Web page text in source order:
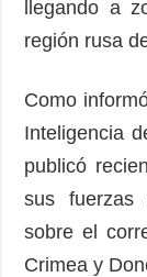
llegando a
región rusa
Como
Inteligencia
publicó
sus fuerzas
sobre el
Crimea y